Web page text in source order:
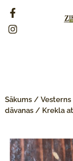
Sākums /
dāvanas / Krekla